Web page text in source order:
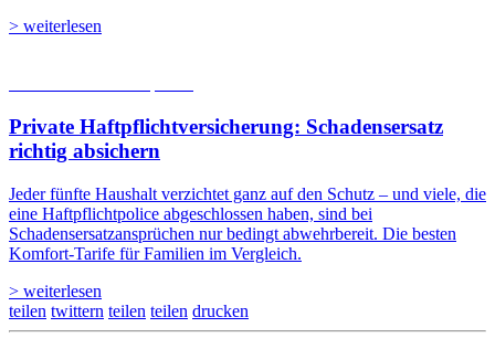
> weiterlesen
Private Haftpflicht­versicherung: Schadensersatz
richtig absichern
Jeder fünfte Haushalt verzichtet ganz auf den Schutz – und viele, die
eine Haftpflichtpolice abgeschlossen haben, sind bei
Schadensersatzansprüchen nur bedingt abwehrbereit. Die besten
Komfort-Tarife für Familien im Vergleich.
> weiterlesen
teilen twittern teilen teilen drucken